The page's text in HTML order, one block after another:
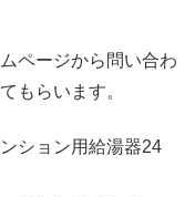
ページから問い合わ
もらいます。
ション用給湯器24